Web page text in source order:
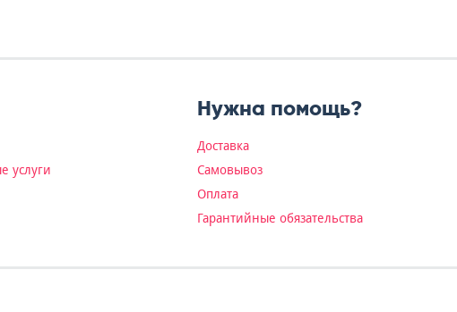
услуги
Нужна помощь?
Доставка
Самовывоз
Оплата
Гарантийные обязательства